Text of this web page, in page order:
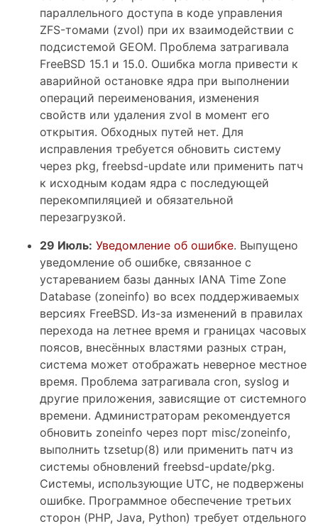
параллельного доступа в коде управления
ZFS-томами (zvol) при их взаимодействии с
подсистемой GEOM. Проблема затрагивала
FreeBSD 15.1 и 15.0. Ошибка могла привести к
аварийной остановке ядра при выполнении
операций переименования, изменения
свойств или удаления zvol в момент его
открытия. Обходных путей нет. Для
исправления требуется обновить систему
через pkg, freebsd-update или применить патч
к исходным кодам ядра с последующей
перекомпиляцией и обязательной
перезагрузкой.
29 Июль: Уведомление об ошибке. Выпущено
уведомление об ошибке, связанное с
устареванием базы данных IANA Time Zone
Database (zoneinfo) во всех поддерживаемых
версиях FreeBSD. Из-за изменений в правилах
перехода на летнее время и границах часовых
поясов, внесённых властями разных стран,
система может отображать неверное местное
время. Проблема затрагивала cron, syslog и
другие приложения, зависящие от системного
времени. Администраторам рекомендуется
обновить zoneinfo через порт misc/zoneinfo,
выполнить tzsetup(8) или применить патч из
системы обновлений freebsd-update/pkg.
Системы, использующие UTC, не подвержены
ошибке. Программное обеспечение третьих
сторон (PHP, Java, Python) требует отдельного